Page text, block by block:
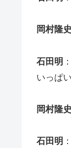
岡村隆史
石田明
いっぱ
岡村隆史
石田明